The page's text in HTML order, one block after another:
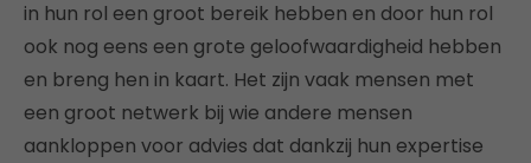
in hun rol een groot bereik hebben en door hun rol
ook nog eens een grote geloofwaardigheid hebben
en breng hen in kaart. Het zijn vaak mensen met
een groot netwerk bij wie andere mensen
aankloppen voor advies dat dankzij hun expertise